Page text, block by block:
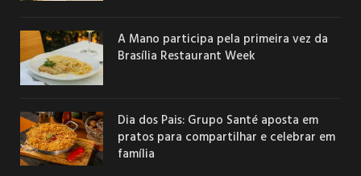
A Mano participa pela primeira vez da
Brasília Restaurant Week
Dia dos Pais: Grupo Santé aposta em
pratos para compartilhar e celebrar em
família